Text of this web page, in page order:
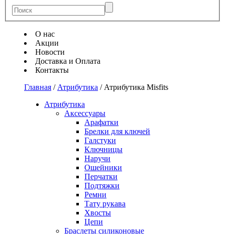
О нас
Акции
Новости
Доставка и Оплата
Контакты
Главная / Атрибутика / Атрибутика Misfits
Атрибутика
Аксессуары
Арафатки
Брелки для ключей
Галстуки
Ключницы
Наручи
Ошейники
Перчатки
Подтяжки
Ремни
Тату рукава
Хвосты
Цепи
Браслеты силиконовые